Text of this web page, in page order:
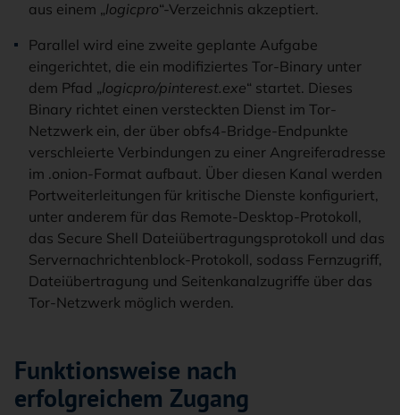
aus einem „logicpro“-Verzeichnis akzeptiert.
Parallel wird eine zweite geplante Aufgabe
eingerichtet, die ein modifiziertes Tor-Binary unter
dem Pfad „logicpro/pinterest.exe“ startet. Dieses
Binary richtet einen versteckten Dienst im Tor-
Netzwerk ein, der über obfs4-Bridge-Endpunkte
verschleierte Verbindungen zu einer Angreiferadresse
im .onion-Format aufbaut. Über diesen Kanal werden
Portweiterleitungen für kritische Dienste konfiguriert,
unter anderem für das Remote-Desktop-Protokoll,
das Secure Shell Dateiübertragungsprotokoll und das
Servernachrichtenblock-Protokoll, sodass Fernzugriff,
Dateiübertragung und Seitenkanalzugriffe über das
Tor-Netzwerk möglich werden.
Funktionsweise nach
erfolgreichem Zugang